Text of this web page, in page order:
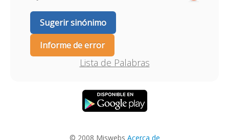
Sugerir sinónimo
Informe de error
Lista de Palabras
© 2008 Miswebs Acerca de